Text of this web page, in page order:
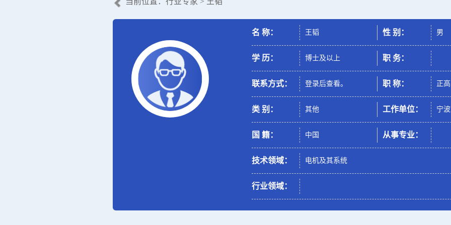
名 称： 王韬 性 别： 男
学 历： 博士及以上 职 务：
联系方式： 登录后查看。 职 称： 正高
类 别： 其他 工作单位： 宁
国 籍： 中国 从事专业：
技术领域： 电机及其系统
行业领域：